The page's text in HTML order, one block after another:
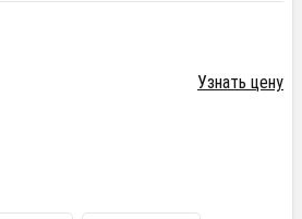
Узнать цену